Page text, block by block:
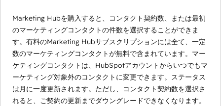
Marketing Hubを購入すると、コンタクト契約数、または最初
のマーケティングコンタクトの件数を選択することができま
す。有料のMarketing Hubサブスクリプションには全て、一定
数のマーケティングコンタクトが無料で含まれています。マー
ケティングコンタクトは、HubSpotアカウントからいつでもマ
ーケティング対象外のコンタクトに変更できます。ステータス
は月に一度更新されます。ただし、コンタクト契約数を選択さ
れると、ご契約の更新までダウングレードできなくなります。